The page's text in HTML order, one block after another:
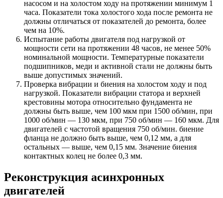
насосом и на холостом ходу на протяжении минимум 1
часа. Показатели тока холостого хода после ремонта не
должны отличаться от показателей до ремонта, более
чем на 10%.
Испытание работы двигателя под нагрузкой от
мощности сети на протяжении 48 часов, не менее 50%
номинальной мощности. Температурные показатели
подшипников, меди и активной стали не должны быть
выше допустимых значений.
Проверка вибрации и биения на холостом ходу и под
нагрузкой. Показатели вибрации статора и верхней
крестовины мотора относительно фундамента не
должны быть выше, чем 100 мкм при 1500 об/мин, при
1000 об/мин — 130 мкм, при 750 об/мин — 160 мкм. Для
двигателей с частотой вращения 750 об/мин. биение
фланца не должно быть выше, чем 0,12 мм, а для
остальных — выше, чем 0,15 мм. Значение биения
контактных колец не более 0,3 мм.
Реконструкция асинхронных
двигателей